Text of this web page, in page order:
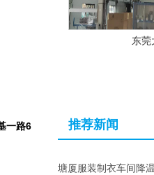
一路6
东莞
推荐新闻
塘厦服装制衣车间降